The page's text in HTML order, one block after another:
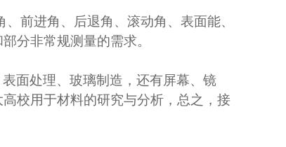
前进角、后退角、滚动角、表面能、
分非常规测量的需求。
面处理、玻璃制造，还有屏幕、镜
校用于材料的研究与分析，总之，接